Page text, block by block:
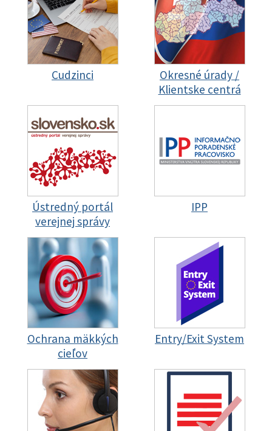
Cudzinci
Okresné úrady /
Klientske centrá
Ústredný portál
verejnej správy
IPP
Ochrana mäkkých
cieľov
Entry/Exit System